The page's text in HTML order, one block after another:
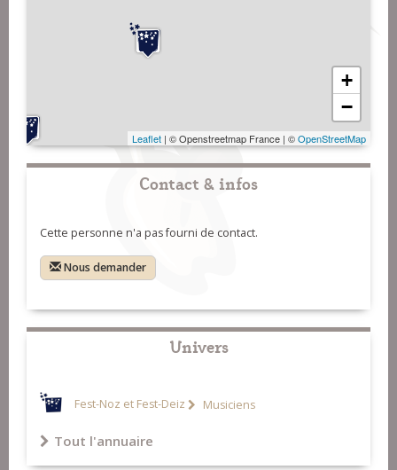
+
−
Leaflet | © Openstreetmap France | ©OpenStreetMap
Contact & infos
Cette personne n'a pas fourni de contact.
Nous demander
Univers
Fest-Noz et Fest-Deiz Musiciens
Tout l'annuaire